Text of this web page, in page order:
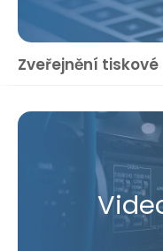
Zveřejnění